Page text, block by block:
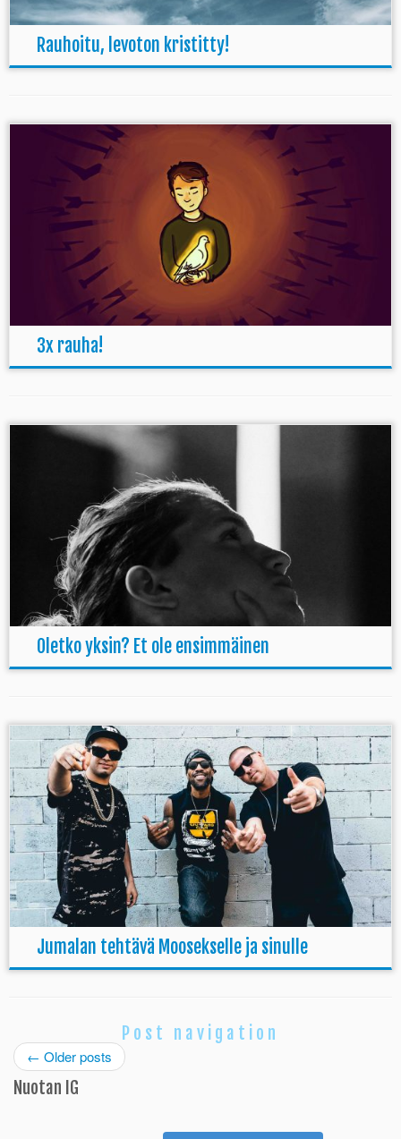
Rauhoitu, levoton kristitty!
3x rauha!
Oletko yksin? Et ole ensimmäinen
Jumalan tehtävä Moosekselle ja sinulle
Post navigation
← Older posts
Nuotan IG